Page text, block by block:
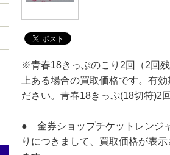
※青春18きっぷのこり2回（2回
上ある場合の買取価格です。有
ださい。青春18きっぷ(18切符)2
● 金券ショップチケットレンジ
りにつきまして、買取価格が表